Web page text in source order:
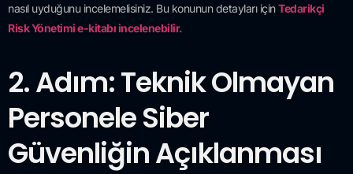
nasıl uyduğunu incelemelisiniz. Bu konunun detayları içinTedarikçi
Risk Yönetimi e-kitabı incelenebilir.
2. Adım: Teknik Olmayan
Personele Siber
Güvenliğin Açıklanması